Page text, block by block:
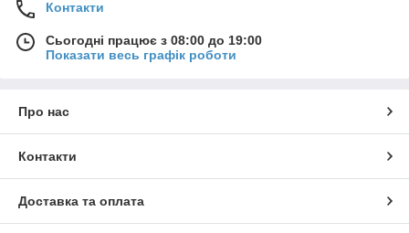
Контакти
Сьогодні працює з 08:00 до 19:00
Показати весь графік роботи
Про нас
Контакти
Доставка та оплата